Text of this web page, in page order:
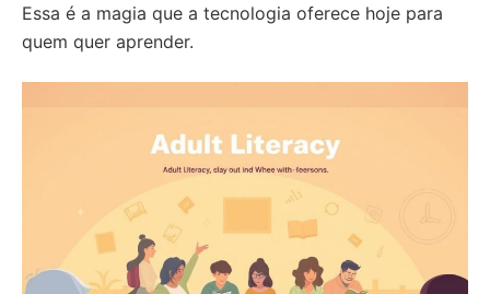
Essa é a magia que a tecnologia oferece hoje para
quem quer aprender.